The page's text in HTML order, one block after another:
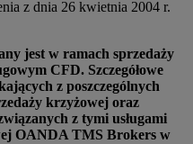
z dnia 26 kwietnia 2004 r.
jest w ramach sprzedaży
CFD. Szczegółowe
z poszczególnych
krzyżowej oraz
z tymi usługami
OANDA TMS Brokers w